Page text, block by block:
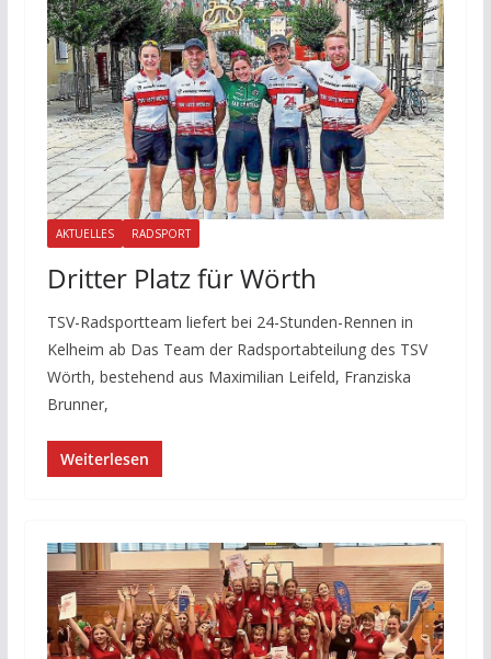
AKTUELLES RADSPORT
Dritter Platz für Wörth
TSV-Radsportteam liefert bei 24-Stunden-Rennen in
Kelheim ab Das Team der Radsportabteilung des TSV
Wörth, bestehend aus Maximilian Leifeld, Franziska
Brunner,
Weiterlesen